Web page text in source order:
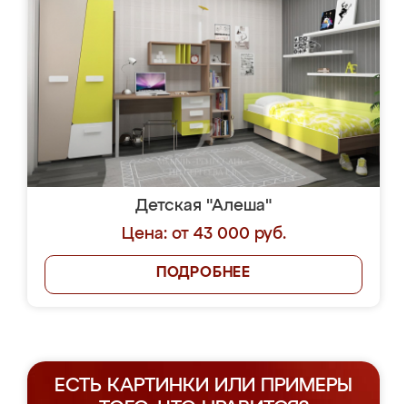
Детская "Алеша"
Цена: от 43 000 руб.
ПОДРОБНЕЕ
ЕСТЬ КАРТИНКИ ИЛИ ПРИМЕРЫ